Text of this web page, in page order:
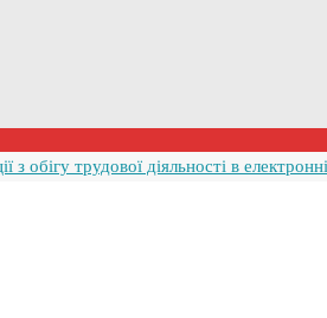
з обігу трудової діяльності в